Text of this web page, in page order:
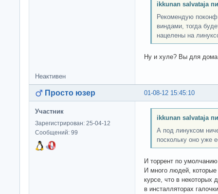
ikkunan salvataja
Рекомендую
виндами, тогда
нацелены на
Ну и хуле? Вы для дома
Неактивен
01-08-12 15:45:10
Просто юзер
Участник
Зарегистрирован: 25-04-12
Сообщений: 99
ikkunan salvataja
А под линуксом
поскольку оно уже
И торрент по
И много людей,
курсе, что в некоторых
в инсталляторах